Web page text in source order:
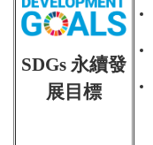
SDGs 永續發
展目標